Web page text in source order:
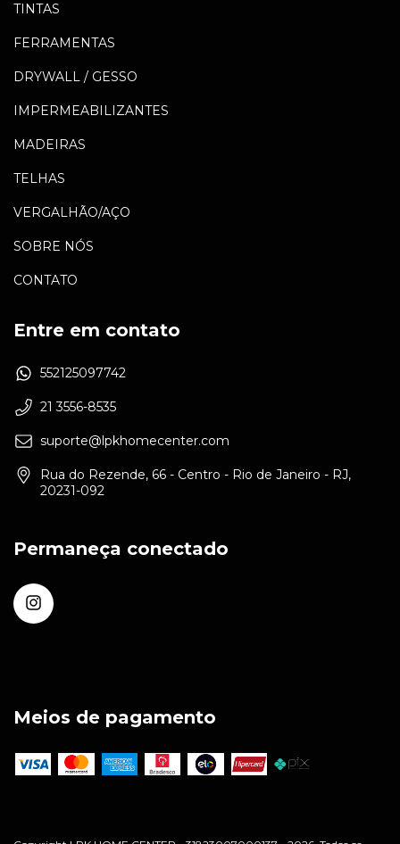
TINTAS
FERRAMENTAS
DRYWALL / GESSO
IMPERMEABILIZANTES
MADEIRAS
TELHAS
VERGALHÃO/AÇO
SOBRE NÓS
CONTATO
Entre em contato
552125097742
21 3556-8535
suporte@lpkhomecenter.com
Rua do Rezende, 66 - Centro - Rio de Janeiro - RJ,
20231-092
Permaneça conectado
Meios de pagamento